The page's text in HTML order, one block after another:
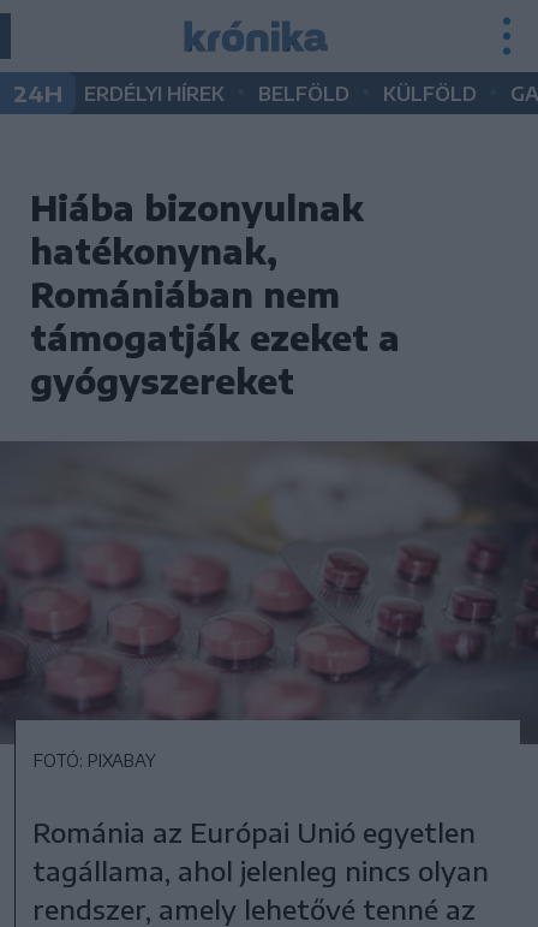
24H ERDÉLYI HÍREK BELFÖLD KÜLFÖLD
Hiába bizonyulnak
hatékonynak,
Romániában nem
támogatják ezeket a
gyógyszereket
FOTÓ: PIXABAY
Románia az Európai Unió egyetlen
tagállama, ahol jelenleg nincs olyan
rendszer, amely lehetővé tenné az